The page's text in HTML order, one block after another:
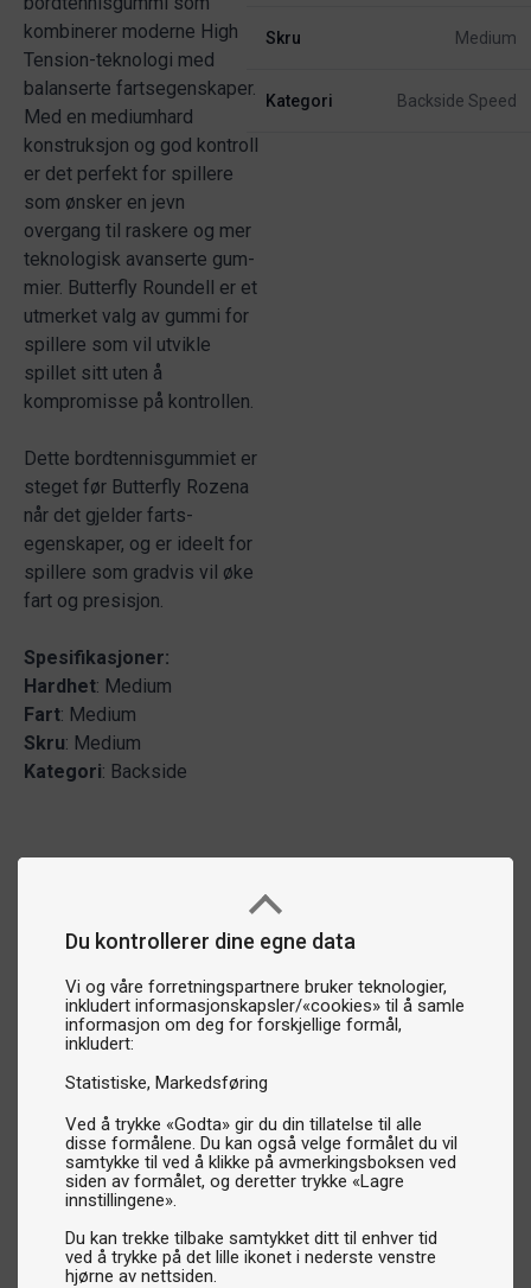
Du kontrollerer dine egne data
Vi og våre forretningspartnere bruker teknologier,
inkludert informasjonskapsler/«cookies» til å samle
informasjon om deg for forskjellige formål,
inkludert:
Statistiske Markedsføring
Ved å trykke «Godta» gir du din tillatelse til alle
disse formålene. Du kan også velge formålet du vil
samtykke til ved å klikke på avmerkingsboksen ved
siden av formålet, og deretter trykke «Lagre
innstillingene».
Du kan trekke tilbake samtykket ditt til enhver tid
ved å trykke på det lille ikonet i nederste venstre
hjørne av nettsiden.
kombinerer moderne High
Tension-teknologi med
balanserte farts­egenskaper.
Med en mediumhard
konstruksjon og god kontroll
er det perfekt for spillere
som ønsker en jevn
overgang til raskere og mer
teknologisk avanserte gum­
mier. Butterfly Roundell er et
utmerket valg av gummi for
spillere som vil utvikle
spillet sitt uten å
kompromisse på kontrollen.
Dette bordtennisgummiet er
steget før Butterfly Rozena
når det gjelder farts­
egenskaper, og er ideelt for
spillere som gradvis vil øke
fart og presisjon.
Spesifikasjoner:
Hardhet: Medium
Fart: Medium
Skru: Medium
Kategori: Backside
Skru Medium
Kategori Backside Speed